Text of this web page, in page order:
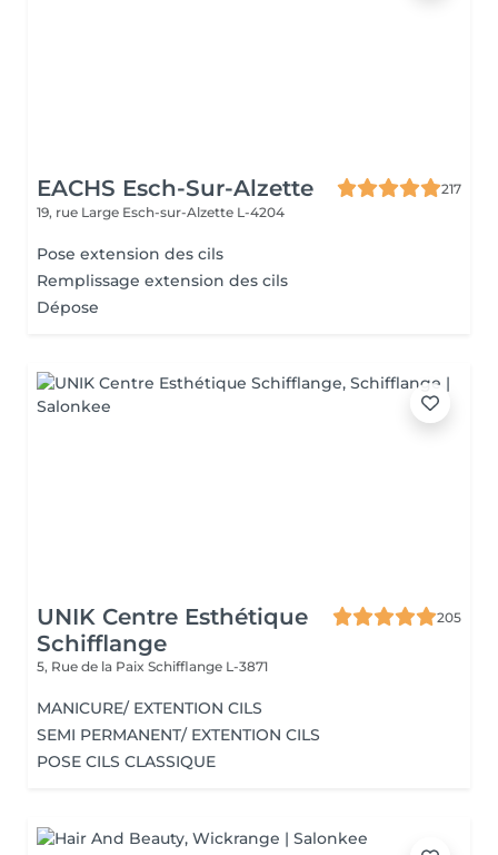
EACHS Esch-Sur-Alzette
217
19, rue Large Esch-sur-Alzette L-4204
Pose extension des cils
Remplissage extension des cils
Dépose
UNIK Centre Esthétique
Schifflange
205
5, Rue de la Paix Schifflange L-3871
MANICURE/ EXTENTION CILS
SEMI PERMANENT/ EXTENTION CILS
POSE CILS CLASSIQUE